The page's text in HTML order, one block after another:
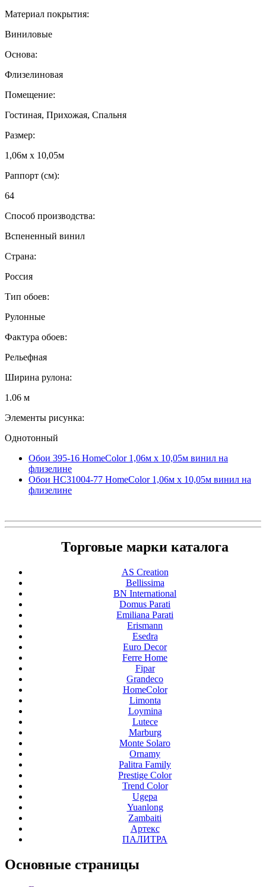
Материал покрытия:
Виниловые
Основа:
Флизелиновая
Помещение:
Гостиная, Прихожая, Спальня
Размер:
1,06м х 10,05м
Раппорт (см):
64
Способ производства:
Вспененный винил
Страна:
Россия
Тип обоев:
Рулонные
Фактура обоев:
Рельефная
Ширина рулона:
1.06 м
Элементы рисунка:
Однотонный
Обои 395-16 HomeColor 1,06м х 10,05м винил на
флизелине
Обои HC31004-77 HomeColor 1,06м х 10,05м винил на
флизелине
Торговые марки каталога
AS Creation
Bellissima
BN International
Domus Parati
Emiliana Parati
Erismann
Esedra
Euro Decor
Ferre Home
Fipar
Grandeco
HomeColor
Limonta
Loymina
Lutece
Marburg
Monte Solaro
Ornamy
Palitra Family
Prestige Color
Trend Color
Ugepa
Yuanlong
Zambaiti
Артекс
ПАЛИТРА
Основные страницы